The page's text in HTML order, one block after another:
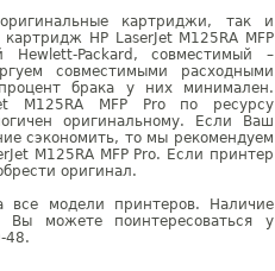
картриджи, так и
HP LaserJet M125RA MFP
Packard, совместимый –
совместимыми расходными
брака у них минимален.
M125RA MFP Pro по ресурсу
оригинальному. Если Ваш
сэкономить, то мы рекомендуем
M125RA MFP Pro. Если принтер
оригинал.
модели принтеров. Наличие
можете поинтересоваться у
48.